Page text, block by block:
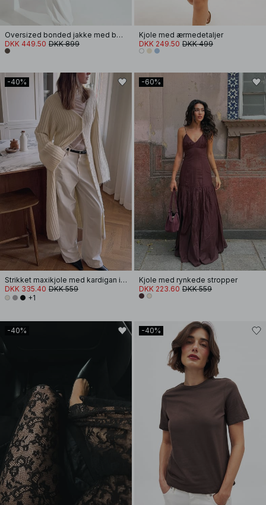
Oversized bonded jakke med bælte
DKK 449.50 DKK 899
Kjole med ærmedetaljer
DKK 249.50 DKK 499
-40%
Strikket maxikjole med kardigan i uldblanding
DKK 335.40 DKK 559
+1
-60%
Kjole med rynkede stropper
DKK 223.60 DKK 559
-40% -40%